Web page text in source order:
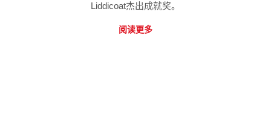
Liddicoat杰出成就奖。
阅读更多